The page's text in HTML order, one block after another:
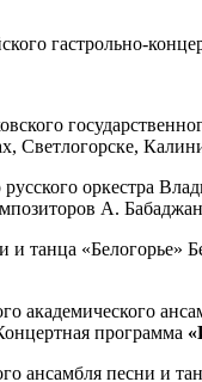
гастрольно-
Светлогорске,
оркестра
А.
и танца
академического
программа
ансамбля песни